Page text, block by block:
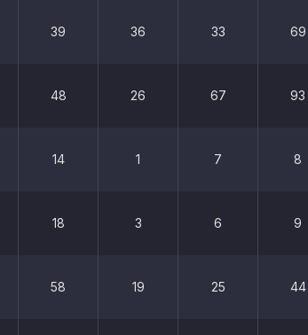
39 36 33 69
48 26 67 93
14 1 7 8
18 3 6 9
58 19 25 44